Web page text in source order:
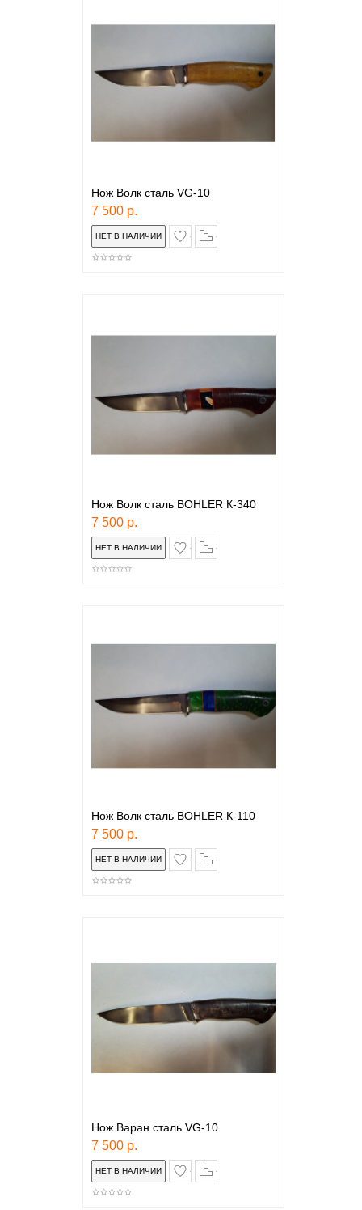
Нож Волк сталь VG-10
7 500 р.
в закладки
Нож Волк сталь BOHLER К-340
7 500 р.
в закладки
Нож Волк сталь BOHLER К-110
7 500 р.
в закладки
Нож Варан сталь VG-10
7 500 р.
в закладки